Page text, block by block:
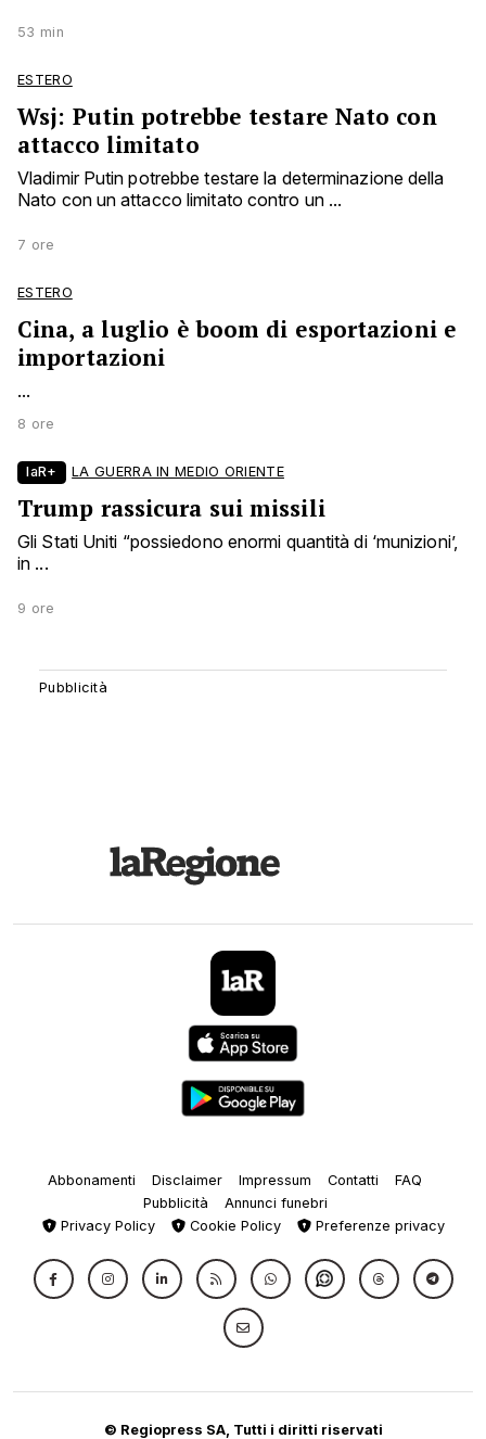
53 min
ESTERO
Wsj: Putin potrebbe testare Nato con
attacco limitato
Vladimir Putin potrebbe testare la determinazione della
Nato con un attacco limitato contro un ...
7 ore
ESTERO
Cina, a luglio è boom di esportazioni e
importazioni
...
8 ore
laR+ LA GUERRA IN MEDIO ORIENTE
Trump rassicura sui missili
Gli Stati Uniti “possiedono enormi quantità di ‘munizioni’,
in ...
9 ore
Abbonamenti Disclaimer Impressum Contatti
FAQ
Pubblicità
Annunci funebri
Privacy Policy
Cookie Policy Preferenze privacy
© Regiopress SA, Tutti i diritti riservati